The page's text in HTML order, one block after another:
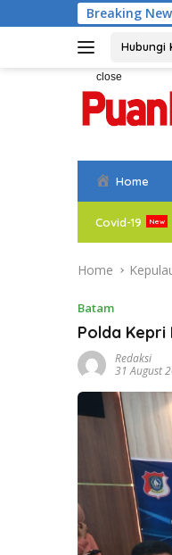
to
Breaking
Hubungi
close
Home
Covid-19
Home
Batam
Polda Kepri
Redaksi
31 August